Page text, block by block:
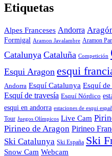
Etiquetas
Alpes Franceses Andorra
Formigal Aramon Javalambre Aramon
Catalunya Cataluña Competición
Esqui Aragon esqui
Andorra Esquí Catalunya Esquí
Esquí de travesía Esquí Nórdico
esqui en andorra estaciones de esqui
Tour Juegos Olímpicos Live Cam
Pirineo de Aragon Pirineo
Ski Catalunya Ski España Ski
Snow Cam Webcam